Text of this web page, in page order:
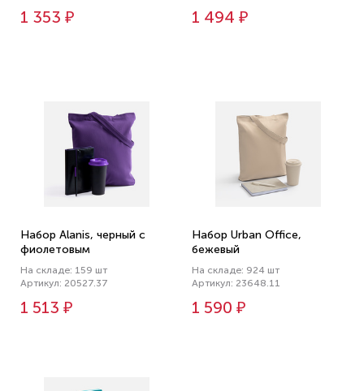
1 353 ₽ 1 494 ₽
Набор Alanis, черный с
фиолетовым
На складе: 159 шт
Артикул: 20527.37
1 513 ₽
Набор Urban Office,
бежевый
На складе: 924 шт
Артикул: 23648.11
1 590 ₽